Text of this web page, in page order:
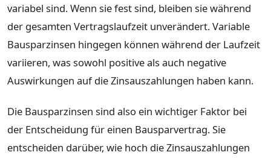
variabel sind. Wenn sie fest sind, bleiben sie während
der gesamten Vertragslaufzeit unverändert. Variable
Bausparzinsen hingegen können während der Laufzeit
variieren, was sowohl positive als auch negative
Auswirkungen auf die Zinsauszahlungen haben kann.
Die Bausparzinsen sind also ein wichtiger Faktor bei
der Entscheidung für einen Bausparvertrag. Sie
entscheiden darüber, wie hoch die Zinsauszahlungen